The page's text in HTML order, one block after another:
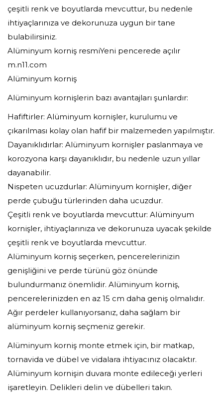
çeşitli renk ve boyutlarda mevcuttur, bu nedenle
ihtiyaçlarınıza ve dekorunuza uygun bir tane
bulabilirsiniz.
Alüminyum korniş resmiYeni pencerede açılır
m.n11.com
Alüminyum korniş
Alüminyum kornişlerin bazı avantajları şunlardır:
Hafiftirler: Alüminyum kornişler, kurulumu ve
çıkarılması kolay olan hafif bir malzemeden yapılmıştır.
Dayanıklıdırlar: Alüminyum kornişler paslanmaya ve
korozyona karşı dayanıklıdır, bu nedenle uzun yıllar
dayanabilir.
Nispeten ucuzdurlar: Alüminyum kornişler, diğer
perde çubuğu türlerinden daha ucuzdur.
Çeşitli renk ve boyutlarda mevcuttur: Alüminyum
kornişler, ihtiyaçlarınıza ve dekorunuza uyacak şekilde
çeşitli renk ve boyutlarda mevcuttur.
Alüminyum korniş seçerken, pencerelerinizin
genişliğini ve perde türünü göz önünde
bulundurmanız önemlidir. Alüminyum korniş,
pencerelerinizden en az 15 cm daha geniş olmalıdır.
Ağır perdeler kullanıyorsanız, daha sağlam bir
alüminyum korniş seçmeniz gerekir.
Alüminyum korniş monte etmek için, bir matkap,
tornavida ve dübel ve vidalara ihtiyacınız olacaktır.
Alüminyum kornişin duvara monte edileceği yerleri
işaretleyin. Delikleri delin ve dübelleri takın.